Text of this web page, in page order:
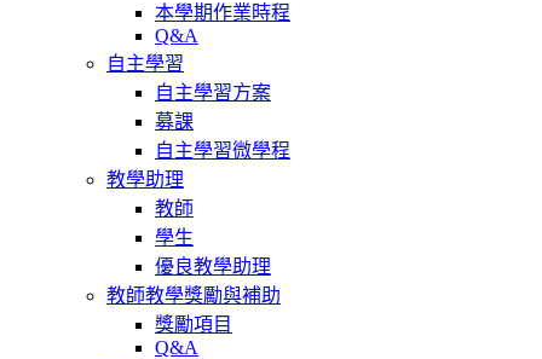
本學期作業時程
Q&A
自主學習
自主學習方案
募課
自主學習微學程
教學助理
教師
學生
優良教學助理
教師教學獎勵與補助
獎勵項目
Q&A